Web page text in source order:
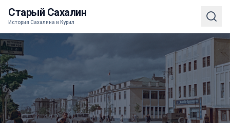
Старый Сахалин
История Сахалина и Курил